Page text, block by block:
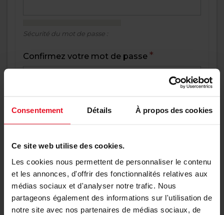
Consentement Détails À propos des cookies
Ce site web utilise des cookies.
Les cookies nous permettent de personnaliser le contenu
et les annonces, d'offrir des fonctionnalités relatives aux
médias sociaux et d'analyser notre trafic. Nous
partageons également des informations sur l'utilisation de
notre site avec nos partenaires de médias sociaux, de
Sécurité du mot de passe :
Confirmez votre mot de passe
Saisissez un mot de passe pour le nouveau compte
dans les deux champs.
Informations sur le client
Prénom